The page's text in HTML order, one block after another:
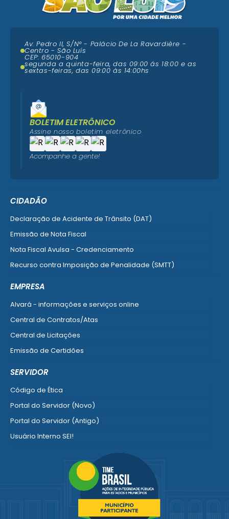
CIDADÃO
Declaração de Acidente de Trânsito (DAT)
Emissão de Nota Fiscal
Nota Fiscal Avulsa - Credenciamento
Recurso contra Imposição de Penalidade (SMTT)
EMPRESA
Alvará - informações e serviços online
Central de Contratos/Atas
Central de Licitações
Emissão de Certidões
SERVIDOR
Código de Ética
Portal do Servidor (Novo)
Portal do Servidor (Antigo)
Usuário Interno SEI!
Portal do Segurado
Manual de Gestão Patrimonial
Av. Pedro II, S/N° - Palácio De La Ravardière -
Centro - São Luís
CEP: 65010-904
segunda a quinta-feira, das 09:00 ás 18:00 e as
sextas-feiras, das 09:00 às 14:00hs
BOLETIM ELETRÔNICO
Assine nosso boletim eletrônico
Acompanhe a gente!